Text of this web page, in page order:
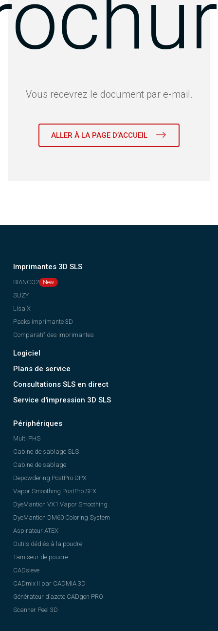
Vous recevrez le document par e-mail.
ALLER À LA PAGE D’ACCUEIL
Imprimantes 3D SLS
BIANCO2
SUZY
Lisa X
Packs imprimante 3D
Comparatif des imprimantes
Logiciel
Plans de service
Consultations SLS en direct
Service d'impression 3D SLS
Périphériques
Multi PHS
Cabine de sablage SLS
Cabine de sablage
Depowdering PostPro DPX
Vapor Smoothing PostPro SFX
DyeMantion VX1 Vapor Smoothing
DyeMantion DM60 Coloring System
Aspirateur ATEX
Outils dédiés à la poudre
Tamiseur de poudre
CADsieve
CADmix II par CADMIA 3D
Générateur d’azote CADgen PRO
Scanner Peel 3D